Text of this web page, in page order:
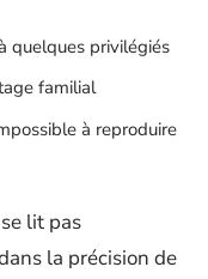
quelques privilégiés
familial
à reproduire
lit pas
la précision de